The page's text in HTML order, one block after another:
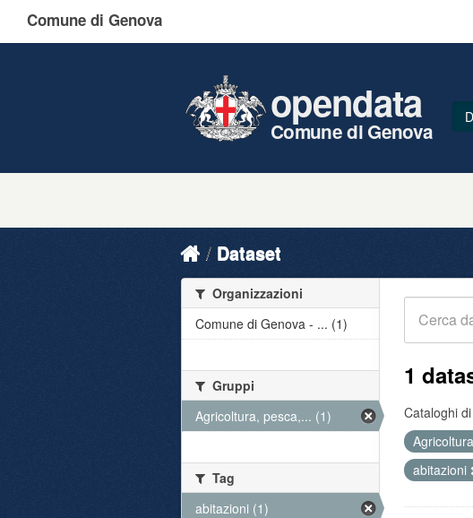
Comune di Genova
opendata
Comune di Genova
Dataset
1
Cataloghi
abitazioni
Organizzazioni
Comune di Genova - ... (1)
Gruppi
Agricoltura, pesca,... (1)
Tag
abitazioni (1)